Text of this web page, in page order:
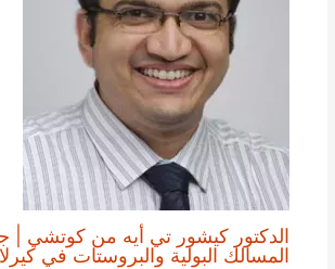
الدكتور كيشور تي أيه من كوتشي |
المسالك البولية والبروستات في